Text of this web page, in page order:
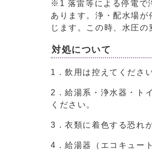
※1 落雷等による停電で
あります。浄・配水場
じます。この時、水圧
対処について
1．飲用は控えてくださ
2．給湯系・浄水器・ト
ください。
3．衣類に着色する恐れ
4．給湯器（エコキュー